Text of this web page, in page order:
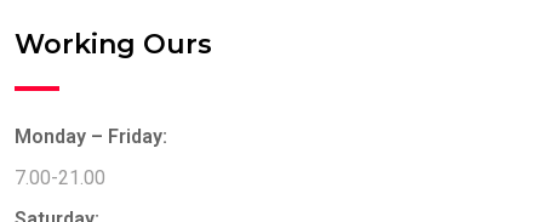
Working Ours
Monday – Friday:
7.00-21.00